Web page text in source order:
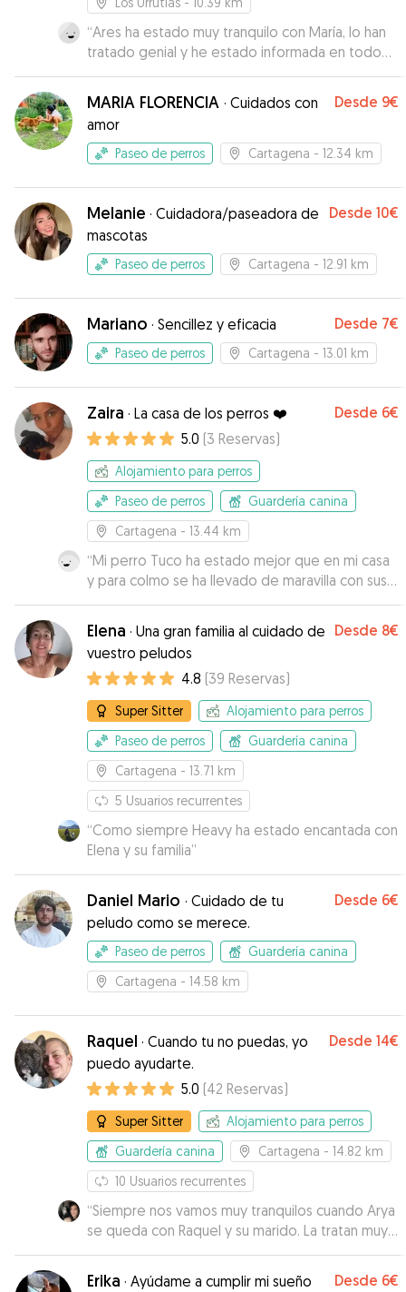
“Ares ha estado muy tranquilo con María, lo han
tratado genial y he estado informada en todo
momento. Sin duda repetiría.”
MARIA FLORENCIA · Cuidados con
amor
Desde 9€
Paseo de perros Cartagena - 12.34 km
Melanie · Cuidadora/paseadora de
mascotas
Desde 10€
Paseo de perros Cartagena - 12.91 km
Mariano · Sencillez y eficacia Desde 7€
Paseo de perros Cartagena - 13.01 km
Zaira · La casa de los perros ❤️ Desde 6€
5.0 (3 Reservas)
Alojamiento para perros
Paseo de perros
Guardería canina
Cartagena - 13.44 km
“Mi perro Tuco ha estado mejor que en mi casa
y para colmo se ha llevado de maravilla con sus
perritas, la pena es que no haya más estrellas
para valorar porque se las ponía a Zaira. La
recomiendo totalmente y seguro que repito.
Elena · Una gran familia al cuidado de
vuestro peludos
Desde 8€
4.8 (39 Reservas)
Super Sitter
Alojamiento para perros
Paseo de perros
Guardería canina
Cartagena - 13.71 km
5 Usuarios recurrentes
“Como siempre Heavy ha estado encantada con
Elena y su familia”
Daniel Mario · Cuidado de tu
peludo como se merece.
Desde 6€
Paseo de perros
Guardería canina
Cartagena - 14.58 km
Raquel · Cuando tu no puedas, yo
puedo ayudarte.
Desde 14€
5.0 (42 Reservas)
Super Sitter
Alojamiento para perros
Guardería canina
Cartagena - 14.82 km
10 Usuarios recurrentes
“Siempre nos vamos muy tranquilos cuando Arya
se queda con Raquel y su marido. La tratan muy
bien, la miman un montón y por eso ella se
queda muy feliz y a gusto con ellos.
Erika · Ayúdame a cumplir mi sueño Desde 6€